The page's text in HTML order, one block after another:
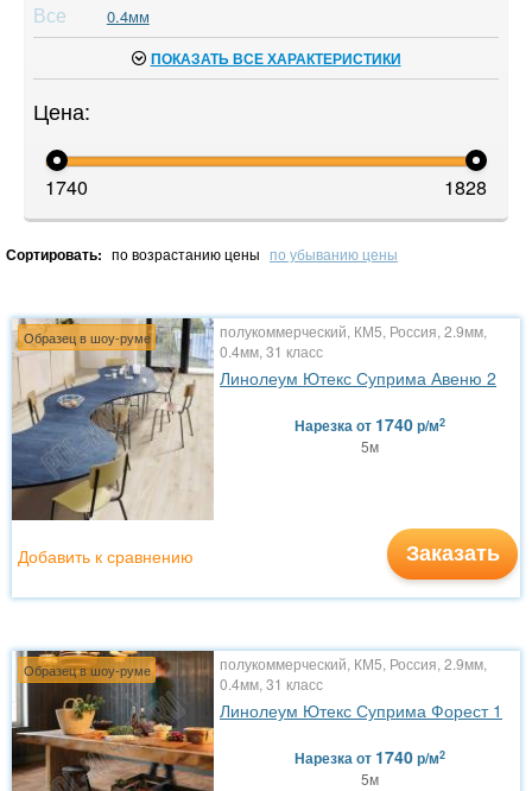
Все 0.4мм
ПОКАЗАТЬ ВСЕ ХАРАКТЕРИСТИКИ
Цена:
1740 1828
Сортировать: по возрастанию цены по убыванию цены
Образец в шоу-руме
полукоммерческий, КМ5, Россия, 2.9мм,
0.4мм, 31 класс
Линолеум Ютекс Суприма Авеню 2
Нарезкаот 1740р/м2
5м
Заказать
Добавить к сравнению
Образец в шоу-руме
полукоммерческий, КМ5, Россия, 2.9мм,
0.4мм, 31 класс
Линолеум Ютекс Суприма Форест 1
Нарезкаот 1740р/м2
5м